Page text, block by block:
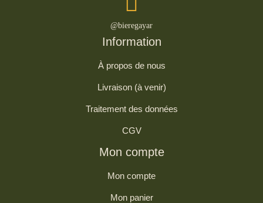
@bieregayar
Information
À propos de nous
Livraison (à venir)
Traitement des données
CGV
Mon compte
Mon compte
Mon panier